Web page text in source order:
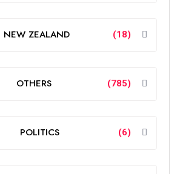
NEW ZEALAND (18)
OTHERS (785)
POLITICS (6)